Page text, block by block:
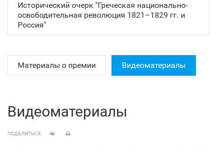
Исторический очерк "Греческая национально-
освободительная революция 1821–1829 гг. и
Россия"
Материалы о премии Видеоматериалы
Видеоматериалы
ПОДЕЛИТЬСЯ: